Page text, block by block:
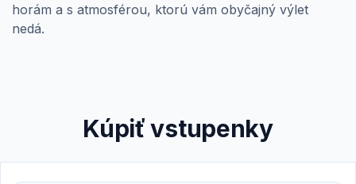
horám a s atmosférou, ktorú vám obyčajný výlet
nedá.
Kúpiť vstupenky